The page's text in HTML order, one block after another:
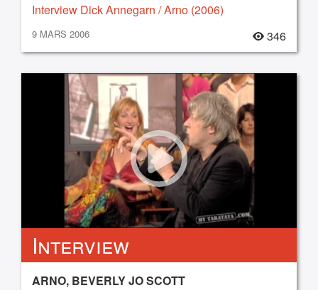
Interview Dick Annegarn / Arno (2006)
9 MARS 2006 346
Interview
ARNO, BEVERLY JO SCOTT